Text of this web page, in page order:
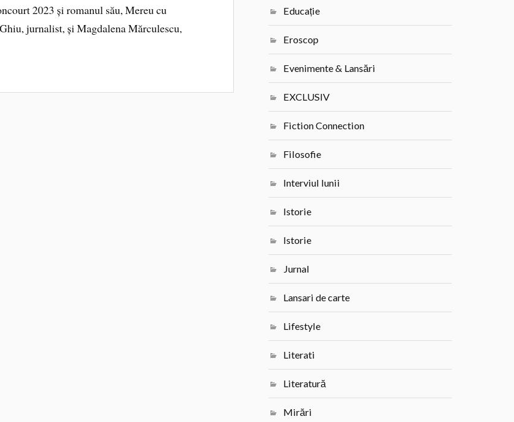
2023 și romanul său, Mereu cu
jurnalist, și Magdalena Mărculescu,
Educație
Eroscop
Evenimente & Lansări
EXCLUSIV
Fiction Connection
Filosofie
Interviul lunii
Istorie
Istorie
Jurnal
Lansari de carte
Lifestyle
Literati
Literatură
Mirări